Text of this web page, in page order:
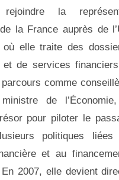
la
la France auprès de
où elle traite des
et de services
comme
de
pour piloter le
politiques
et au
2007, elle devient